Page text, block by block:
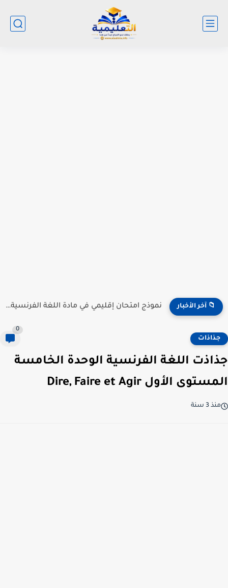
📁 آخر الأخبار نموذج امتحان إقليمي في مادة اللغة الفرنسية للمستوى السادس...
جذاذات
0
جذاذت اللغة الفرنسية الوحدة الخامسة
المستوى الأول Dire, Faire et Agir
منذ 3 سنة